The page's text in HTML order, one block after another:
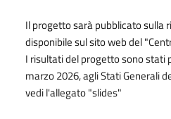
Il progetto sarà pubblicato sulla
disponibile sul sito web del
I risultati del progetto sono stati
marzo 2026, agli Stati Generali
vedi l'allegato "slides"